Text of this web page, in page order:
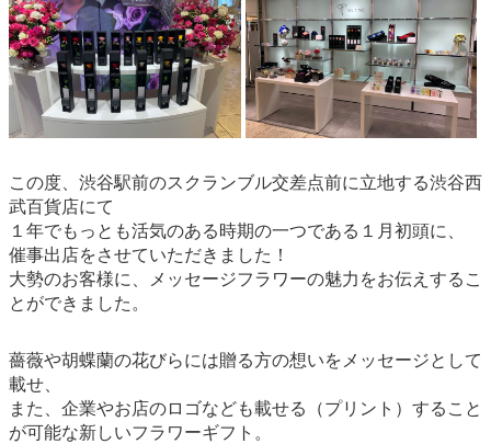
この度、渋谷駅前のスクランブル交差点前に立地する渋谷西
武百貨店にて
１年でもっとも活気のある時期の一つである１月初頭に、
催事出店をさせていただきました！
大勢のお客様に、メッセージフラワーの魅力をお伝えするこ
とができました。
薔薇や胡蝶蘭の花びらには贈る方の想いをメッセージとして
載せ、
また、企業やお店のロゴなども載せる（プリント）すること
が可能な新しいフラワーギフト。